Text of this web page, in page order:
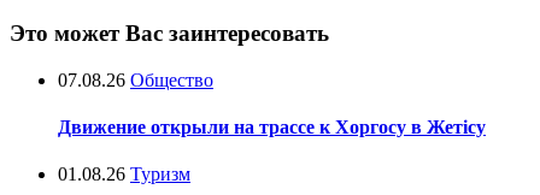
Это может Вас заинтересовать
07.08.26 Общество
Движение открыли на трассе к Хоргосу в Жетісу
01.08.26 Туризм